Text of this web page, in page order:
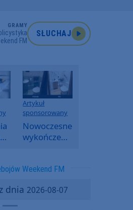
GRAMY
FM
SŁUCHAJ
Artykuł
sponsorowany
Nowoczesne
wykończenia
SPC, WPC i
kamienny
Weekend FM
dnia 2026-08-07